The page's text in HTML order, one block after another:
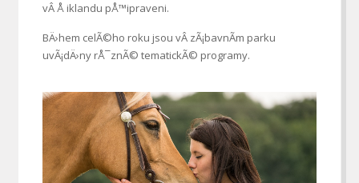
vÂ Å iklandu pÅ™ipraveni.
BÄ›hem celÃ©ho roku jsou vÂ zÃ¡bavnÃ­m parku
uvÃ¡dÄ›ny rÅ¯znÃ© tematickÃ© programy.